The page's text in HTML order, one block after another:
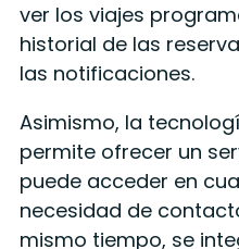
ver los viajes
historial de las
las notificaciones.
Asimismo, la
permite ofrecer un
puede acceder en
necesidad de
mismo tiempo, se